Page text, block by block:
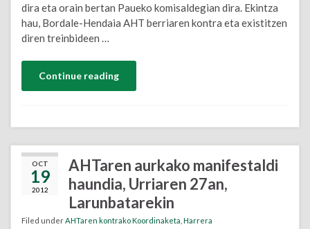
dira eta orain bertan Paueko komisaldegian dira. Ekintza
hau, Bordale-Hendaia AHT berriaren kontra eta existitzen
diren treinbideen …
Continue reading
OCT
19
2012
AHTaren aurkako manifestaldi
haundia, Urriaren 27an,
Larunbatarekin
Filed underAHTaren kontrako Koordinaketa Harrera